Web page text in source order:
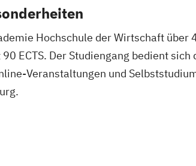
Hochschule der Wirtschaft über
ECTS. Der Studiengang bedient
Veranstaltungen und